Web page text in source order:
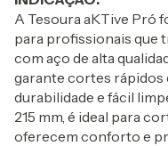
A Tesoura aKTive Pró
para profissionais que
com aço de alta
garante cortes rápidos
durabilidade e fácil
215 mm, é ideal para
oferecem conforto e